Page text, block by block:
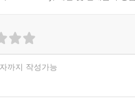
까지 작성가능